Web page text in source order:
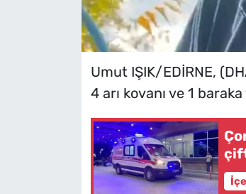
Umut IŞIK/EDİRNE,
4 arı kovanı ve 1